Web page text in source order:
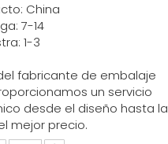
China
7-14
1-3
fabricante de embalaje
un servicio
desde el diseño hasta la
mejor precio.